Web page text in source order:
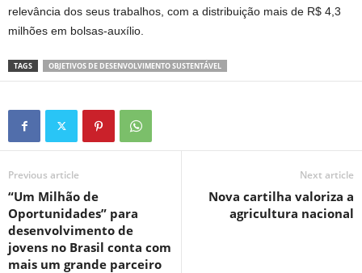
relevância dos seus trabalhos, com a distribuição mais de R$ 4,3
milhões em bolsas-auxílio.
TAGS OBJETIVOS DE DESENVOLVIMENTO SUSTENTÁVEL
Previous article
“Um Milhão de
Oportunidades” para
desenvolvimento de
jovens no Brasil conta com
mais um grande parceiro
Next article
Nova cartilha valoriza a
agricultura nacional